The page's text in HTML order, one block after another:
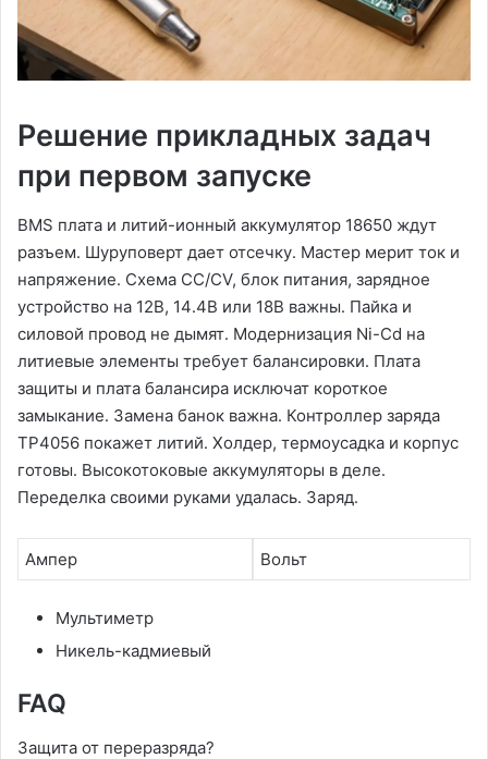
Решение прикладных задач
при первом запуске
BMS плата и литий-ионный аккумулятор 18650 ждут
разъем․ Шуруповерт дает отсечку․ Мастер мерит ток и
напряжение․ Схема CC/CV, блок питания, зарядное
устройство на 12В, 14․4В или 18В важны․ Пайка и
силовой провод не дымят․ Модернизация Ni-Cd на
литиевые элементы требует балансировки․ Плата
защиты и плата балансира исключат короткое
замыкание․ Замена банок важна․ Контроллер заряда
TP4056 покажет литий․ Холдер, термоусадка и корпус
готовы․ Высокотоковые аккумуляторы в деле․
Переделка своими руками удалась․ Заряд․
Ампер Вольт
Мультиметр
Никель-кадмиевый
FAQ
Защита от переразряда?